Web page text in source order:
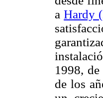
aHardy
1998,
de los